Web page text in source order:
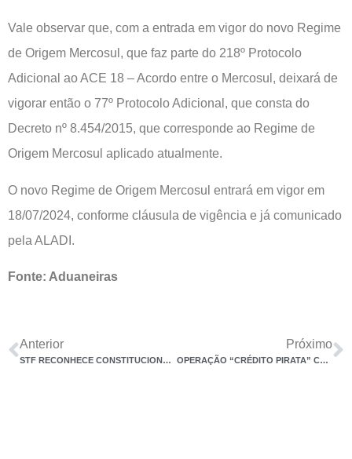
Vale observar que, com a entrada em vigor do novo Regime
de Origem Mercosul, que faz parte do 218º Protocolo
Adicional ao ACE 18 – Acordo entre o Mercosul, deixará de
vigorar então o 77º Protocolo Adicional, que consta do
Decreto nº 8.454/2015, que corresponde ao Regime de
Origem Mercosul aplicado atualmente.
O novo Regime de Origem Mercosul entrará em vigor em
18/07/2024, conforme cláusula de vigência e já comunicado
pela ALADI.
Fonte: Aduaneiras
Anterior
STF RECONHECE CONSTITUCIONALIDADE DE EC QUE CONVALIDOU ADICIONAIS DE ICMS
Próximo
OPERAÇÃO “CRÉDITO PIRATA” COMBATE SONEGAÇÃO E LAVAGEM DE DINHEIRO COM CRÉDITOS FICTÍCIOS DE PIS/COFINS